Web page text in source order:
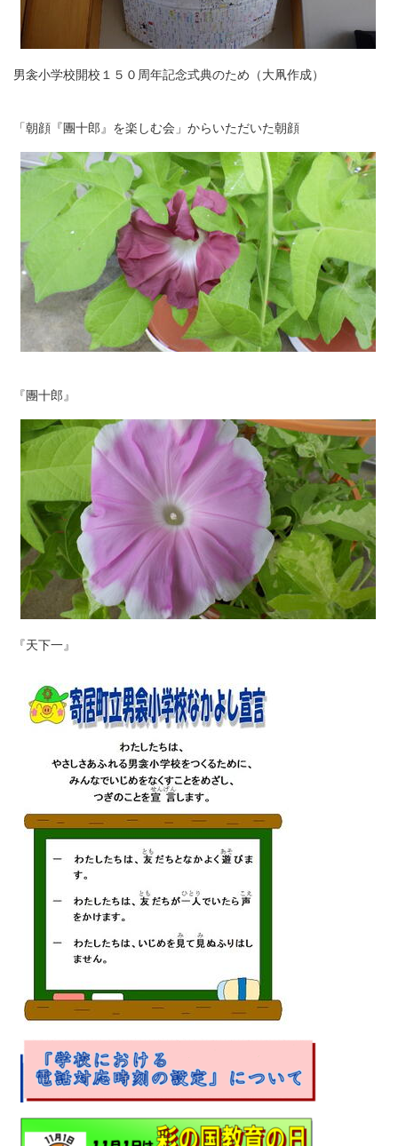
男衾小学校開校１５０周年記念式典のため（大凧作成）
「朝顔『團十郎』を楽しむ会」からいただいた朝顔
『團十郎』
『天下一』